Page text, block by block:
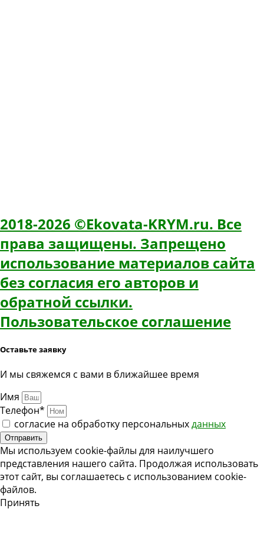
2018-2026 ©Ekovata-KRYM.ru. Все
права защищены. Запрещено
использование материалов сайта
без согласия его авторов и
обратной ссылки.
Пользовательское соглашение
Оставьте заявку
И мы свяжемся с вами в ближайшее время
Имя
Телефон*
согласие на обработку персональныхданных
Отправить
Мы используем cookie-файлы для наилучшего
представления нашего сайта. Продолжая использовать
этот сайт, вы соглашаетесь с использованием cookie-
файлов.
Принять